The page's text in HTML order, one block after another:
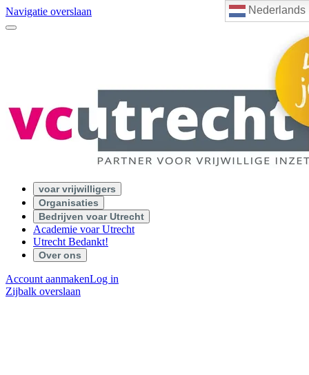
Nederlands
Navigatie overslaan
voar vrijwilligers
Organisaties
Bedrijven voar Utrecht
Academie voar Utrecht
Utrecht Bedankt!
Over ons
Account aanmakenLog in
Zijbalk overslaan